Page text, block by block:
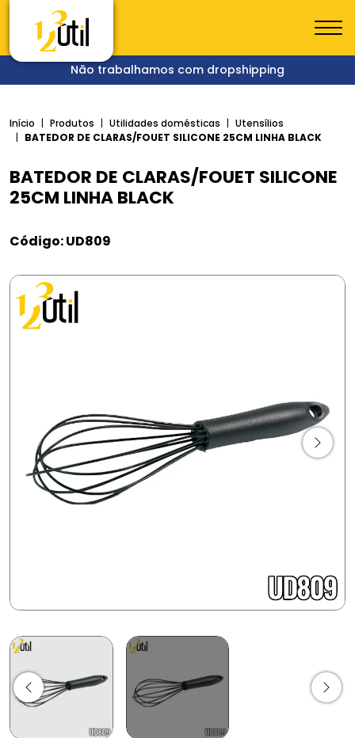
Não trabalhamos com dropshipping
Início Produtos Utilidades domésticas
Utensílios
BATEDOR DE CLARAS/FOUET SILICONE 25CM LINHA BLACK
BATEDOR DE CLARAS/FOUET SILICONE
25CM LINHA BLACK
Código: UD809